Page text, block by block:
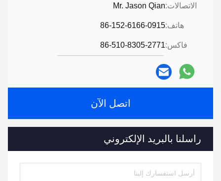
الاتصالات:Mr. Jason Qian
هاتف:86-152-6166-0915
فاكس:86-510-8305-2771
اتصل الآن
راسلنا بالبريد الإلكتروني